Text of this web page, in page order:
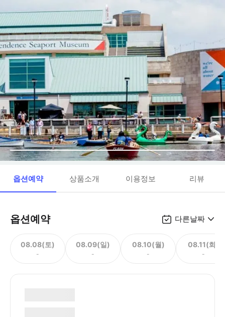
옵션예약 상품소개 이용정보 리뷰
옵션예약 다른날짜
08.08(토)
-
08.09(일)
-
08.10(월)
-
08.11(화)
-